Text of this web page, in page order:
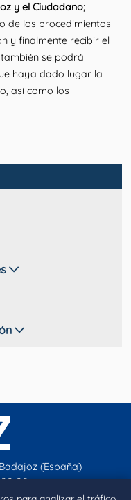
y el Ciudadano;
de los procedimientos
y finalmente recibir el
se podrá
haya dado lugar la
así como los
(España)
00 00